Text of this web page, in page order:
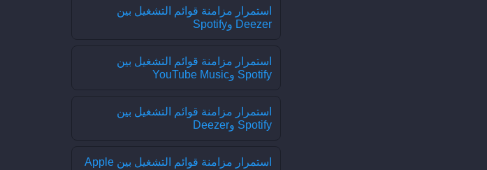
استمرار مزامنة قوائم التشغيل بين
Deezer وSpotify
استمرار مزامنة قوائم التشغيل بين
Spotify وYouTube Music
استمرار مزامنة قوائم التشغيل بين
Spotify وDeezer
استمرار مزامنة قوائم التشغيل بين Apple